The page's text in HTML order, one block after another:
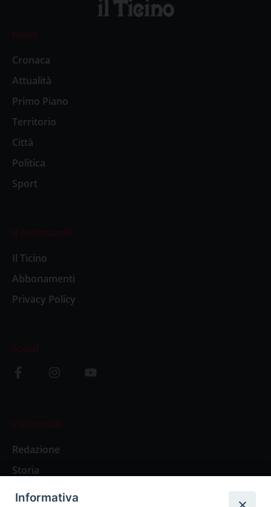
News
Cronaca
Attualità
Primo Piano
Territorio
Città
Politica
Sport
Il settimanale
Il Ticino
Abbonamenti
Privacy Policy
Social
L’editoriale
Redazione
Storia
Informativa